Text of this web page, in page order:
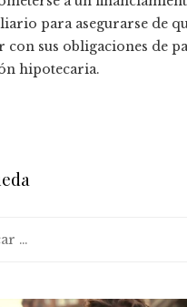
para asegurarse de
con sus obligaciones de
hipotecaria.